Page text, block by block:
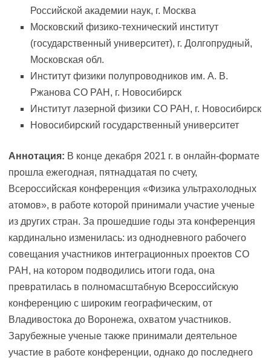
Российской академии наук, г. Москва
Московский физико-технический институт
(государственный университет), г. Долгопрудный,
Московская обл.
Институт физики полупроводников им. А. В.
Ржанова СО РАН, г. Новосибирск
Институт лазерной физики СО РАН, г. Новосибирск
Новосибирский государственный университет
Аннотация: В конце декабря 2021 г. в онлайн-формате
прошла ежегодная, пятнадцатая по счету,
Всероссийская конференция «Физика ультрахолодных
атомов», в работе которой принимали участие ученые
из других стран. За прошедшие годы эта конференция
кардинально изменилась: из однодневного рабочего
совещания участников интеграционных проектов СО
РАН, на котором подводились итоги года, она
превратилась в полномасштабную Всероссийскую
конференцию с широким географическим, от
Владивостока до Воронежа, охватом участников.
Зарубежные ученые также принимали деятельное
участие в работе конференции, однако до последнего